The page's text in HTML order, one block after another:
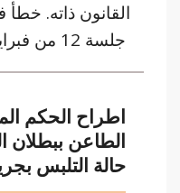
القانون ذاته.
جلسة 12 من فبراير سنة 2014 برئاسة ...
اطراح الحكم
الطاعن ببطلان
حالة التلبس